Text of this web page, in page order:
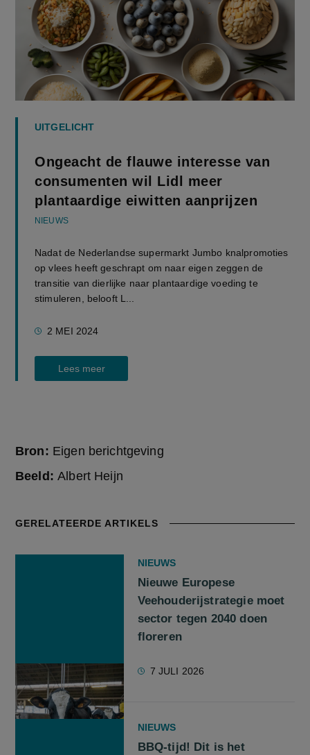
UITGELICHT
Ongeacht de flauwe interesse van
consumenten wil Lidl meer
plantaardige eiwitten aanprijzen
NIEUWS
Nadat de Nederlandse supermarkt Jumbo knalpromoties
op vlees heeft geschrapt om naar eigen zeggen de
transitie van dierlijke naar plantaardige voeding te
stimuleren, belooft L...
2 MEI 2024
Lees meer
Bron: Eigen berichtgeving
Beeld:Albert Heijn
GERELATEERDE ARTIKELS
NIEUWS
Nieuwe Europese
Veehouderijstrategie moet
sector tegen 2040 doen
floreren
7 JULI 2026
NIEUWS
BBQ-tijd! Dit is het